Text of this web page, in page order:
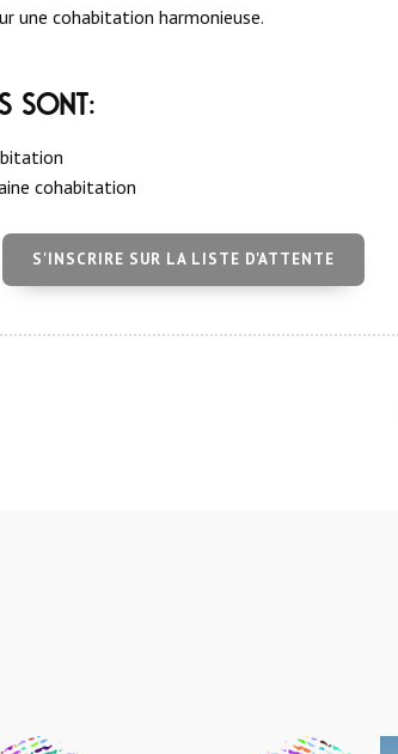
une cohabitation harmonieuse.
sont:
cohabitation
S'INSCRIRE SUR LA LISTE D'ATTENTE